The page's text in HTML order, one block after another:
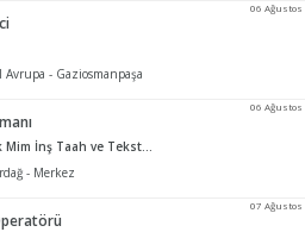
06 Ağustos
Avrupa - Gaziosmanpaşa
06 Ağustos
Taşdelen Mühendislik Mim İnş Taah ve Tekstil San Tic Ltd Şti
- Merkez
07 Ağustos